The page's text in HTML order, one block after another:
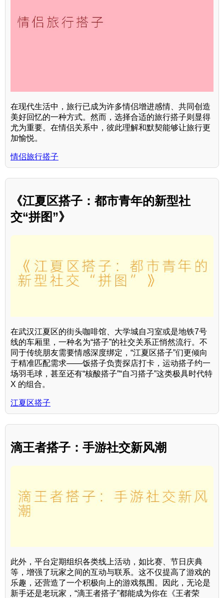
在现代生活中，旅行已成为许多情侣增进感情、共同创造
美好回忆的一种方式。然而，选择合适的旅行搭子则显得
尤为重要。在情侣关系中，彼此理解和默契能够让旅行更
加愉悦。
情侣旅行搭子
《江夏区搭子：都市青年的新型社
交“拼图”》
在武汉江夏区的街头咖啡馆、大学城自习室或是地铁7号
线的车厢里，一种名为“搭子”的社交关系正悄然流行。不
同于传统朋友需要情感深度绑定，“江夏区搭子”们更倾向
于精准匹配需求——饭搭子负责探店打卡，运动搭子约一
场羽毛球，甚至还有“核酸搭子”“自习搭子”这类极具时代特
X 的组合。
江夏区搭子
滴王者搭子：手游社交新风潮
此外，平台定期组织各类线上活动，如比赛、节日庆典
等，增强了玩家之间的互动与联系。这不仅提高了游戏的
乐趣，还营造了一个积极向上的游戏氛围。因此，无论是
新手还是老玩家，“滴王者搭子”都能成为你在《王者荣